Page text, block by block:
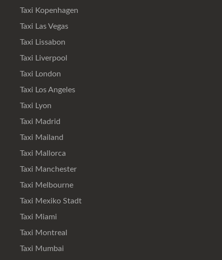
Taxi Kopenhagen
Taxi Las Vegas
Taxi Lissabon
Taxi Liverpool
Taxi London
Taxi Los Angeles
Taxi Lyon
Taxi Madrid
Taxi Mailand
Taxi Mallorca
Taxi Manchester
Taxi Melbourne
Taxi Mexiko Stadt
Taxi Miami
Taxi Montreal
Taxi Mumbai